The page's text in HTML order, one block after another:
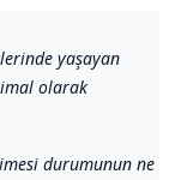
yaşayan
olarak
durumunun ne